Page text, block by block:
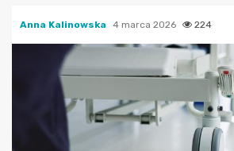
Anna Kalinowska 4 marca 2026 224